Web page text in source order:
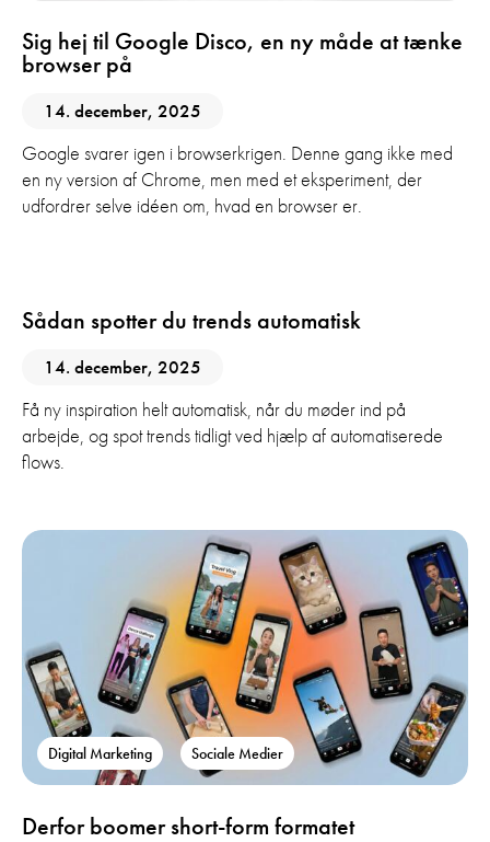
Sig hej til Google Disco, en ny måde at tænke
browser på
14. december, 2025
Google svarer igen i browserkrigen. Denne gang ikke med
en ny version af Chrome, men med et eksperiment, der
udfordrer selve idéen om, hvad en browser er.
Sådan spotter du trends automatisk
14. december, 2025
Få ny inspiration helt automatisk, når du møder ind på
arbejde, og spot trends tidligt ved hjælp af automatiserede
flows.
Digital Marketing Sociale Medier
Derfor boomer short-form formatet